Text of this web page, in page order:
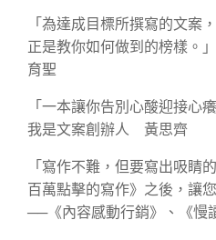
「為達成目標所撰寫的文案
正是教你如何做到的榜樣
育聖
「一本讓你告別心酸迎接心
我是文案創辦人 黃思齊
「寫作不難，但要寫出吸睛
百萬點擊的寫作》之後，讓
──《內容感動行銷》、《